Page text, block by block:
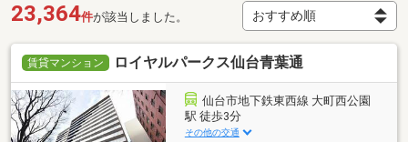
23,364件が該当しました。
賃貸マンション ロイヤルパークス仙台青葉通
仙台市地下鉄東西線 大町西公園
駅 徒歩3分
その他の交通